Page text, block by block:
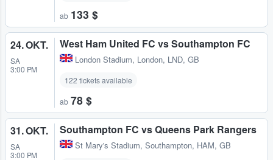
ab 133 $
24. OKT.
SA
3:00 PM
West Ham United FC vs Southampton FC
London Stadium, London, LND, GB
122 tickets available
ab 78 $
31. OKT.
SA
3:00 PM
Southampton FC vs Queens Park Rangers
St Mary's Stadium, Southampton, HAM, GB